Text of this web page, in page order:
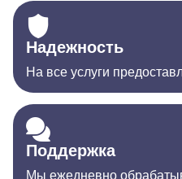
Надежность
На все услуги
Поддержка
Мы ежедневно